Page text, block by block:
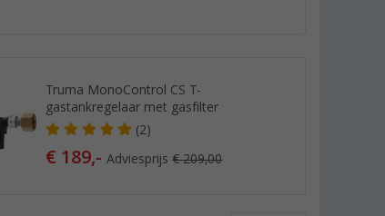
Truma MonoControl CS T-
gastankregelaar met gasfilter
(2)
€ 189,-Adviesprijs€ 209,00